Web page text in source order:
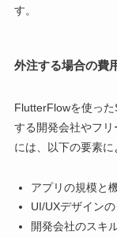
す。
外注する場合の費
FlutterFlowを使っ
する開発会社やフ
には、以下の要素に
アプリの規模と
UI/UXデザイン
開発会社のスキ